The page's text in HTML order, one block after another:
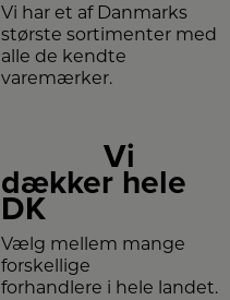
Vi har et af Danmarks
største sortimenter med
alle de kendte
varemærker.
Vi
dækker hele
DK
Vælg mellem mange
forskellige
forhandlere i hele landet.